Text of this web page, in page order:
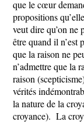
que le cœur
propositions
veut dire qu’on ne
être quand il n’est
que la raison ne
n’admettre que la
raison
vérités
la nature de la
croyance). La